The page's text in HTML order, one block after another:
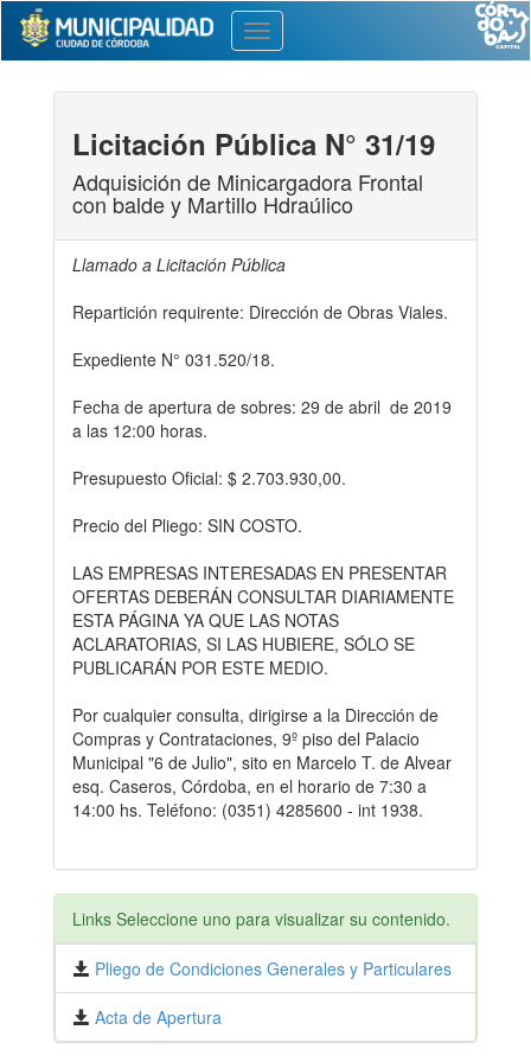
Toggle
navigation
Licitación Pública N° 31/19
Adquisición de Minicargadora Frontal
con balde y Martillo Hdraúlico
Llamado a Licitación Pública
Repartición requirente: Dirección de Obras Viales.
Expediente N° 031.520/18.
Fecha de apertura de sobres: 29 de abril de 2019
a las 12:00 horas.
Presupuesto Oficial: $ 2.703.930,00.
Precio del Pliego: SIN COSTO.
LAS EMPRESAS INTERESADAS EN PRESENTAR
OFERTAS DEBERÁN CONSULTAR DIARIAMENTE
ESTA PÁGINA YA QUE LAS NOTAS
ACLARATORIAS, SI LAS HUBIERE, SÓLO SE
PUBLICARÁN POR ESTE MEDIO.
Por cualquier consulta, dirigirse a la Dirección de
Compras y Contrataciones, 9º piso del Palacio
Municipal "6 de Julio", sito en Marcelo T. de Alvear
esq. Caseros, Córdoba, en el horario de 7:30 a
14:00 hs. Teléfono: (0351) 4285600 - int 1938.
Links Seleccione uno para visualizar su contenido.
Pliego de Condiciones Generales y Particulares
Acta de Apertura